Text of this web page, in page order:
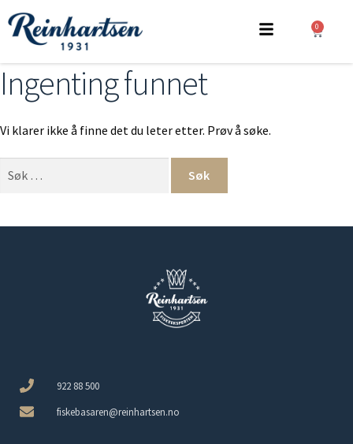
0
Ingenting funnet
Vi klarer ikke å finne det du leter etter. Prøv å søke.
922 88 500
fiskebasaren@reinhartsen.no